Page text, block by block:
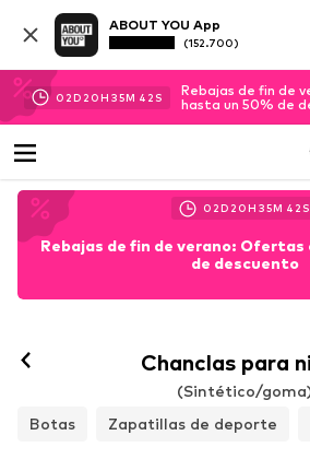
ABOUT YOU App
(152.700)
02D 20H 35M 41 S
Rebajas de fin de
hasta un 50% de
02D 20H 35M 41 S
Rebajas de fin de verano:
de descuento
Chanclas para
(Sintético/
Botas
Zapatillas de deporte